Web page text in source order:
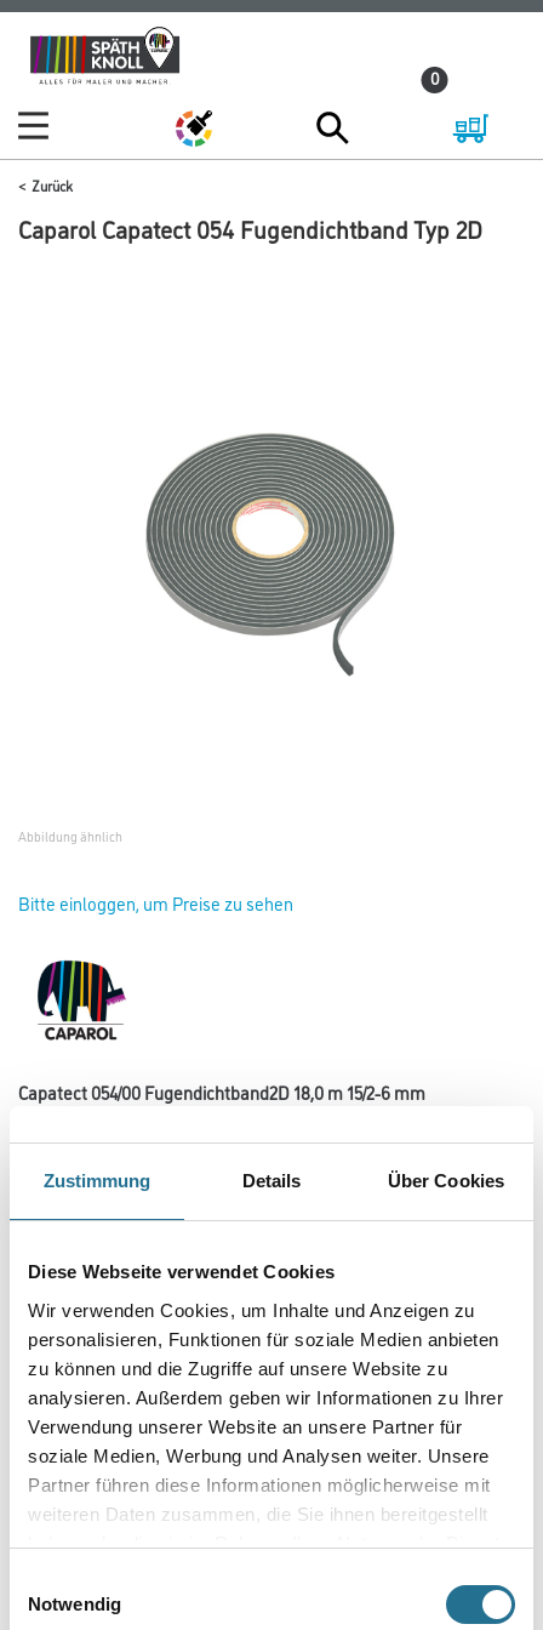
Zustimmung Details Über Cookies
Diese Webseite verwendet Cookies
Wir verwenden Cookies, um Inhalte und Anzeigen zu
personalisieren, Funktionen für soziale Medien anbieten
zu können und die Zugriffe auf unsere Website zu
analysieren. Außerdem geben wir Informationen zu Ihrer
Verwendung unserer Website an unsere Partner für
soziale Medien, Werbung und Analysen weiter. Unsere
Partner führen diese Informationen möglicherweise mit
weiteren Daten zusammen, die Sie ihnen bereitgestellt
haben oder die sie im Rahmen Ihrer Nutzung der Dienste
Notwendig
Zum
Inhalt
Zum
Navigationsmenü
0
Zurück
Caparol Capatect 054 Fugendichtband Typ 2D
Abbildung ähnlich
Bitte einloggen, um Preise zu sehen
Capatect 054/00 Fugendichtband2D 18,0 m 15/2-6 mm
imprägnierten Seitenflächen zur schlagregensicheren Abdichtung von
Attika, Dachgesimse usw.
Farbton: Anthrazit
Gebinde
Umrechnungsfaktoren